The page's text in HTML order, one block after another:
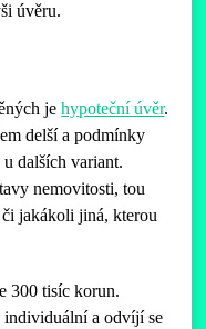
úvěru.
jehypoteční úvěr.
delší a podmínky
dalších variant.
nemovitosti, tou
jakákoli jiná, kterou
300 tisíc korun.
individuální a odvíjí se